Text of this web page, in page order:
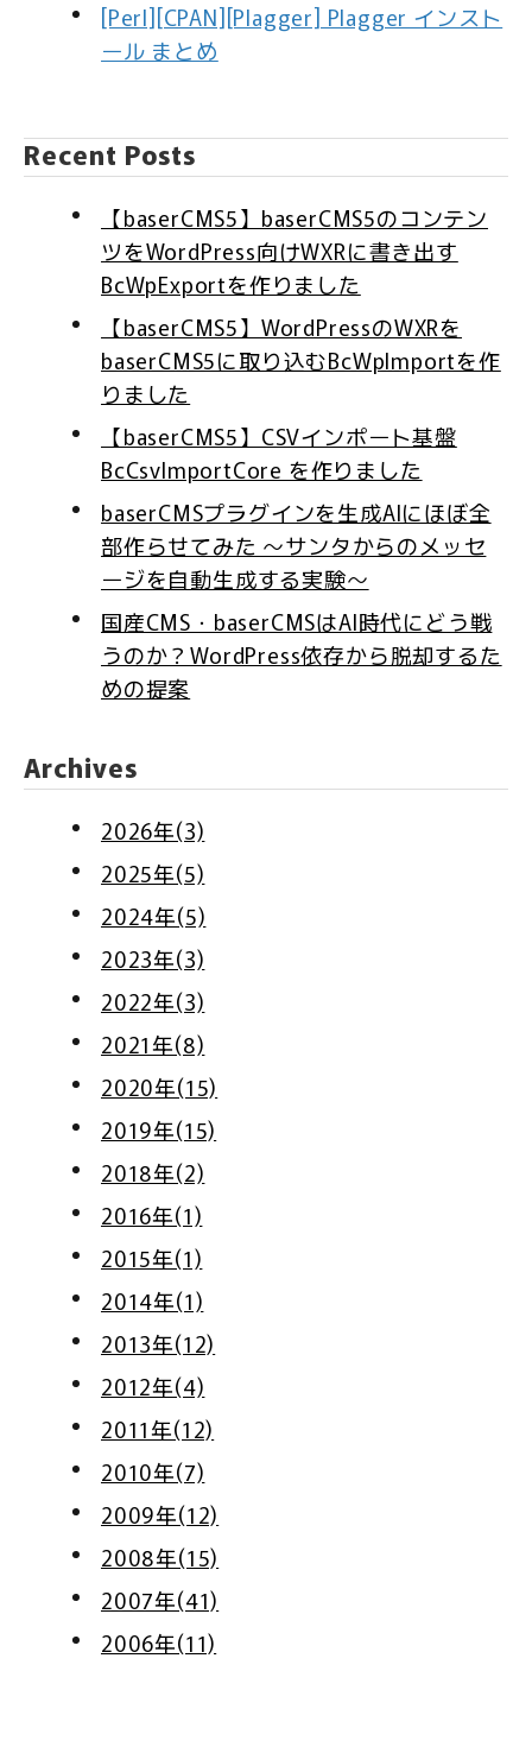
[Perl][CPAN][Plagger] Plagger インスト
ール まとめ
Recent Posts
【baserCMS5】baserCMS5のコンテン
ツをWordPress向けWXRに書き出す
BcWpExportを作りました
【baserCMS5】WordPressのWXRを
baserCMS5に取り込むBcWpImportを作
りました
【baserCMS5】CSVインポート基盤
BcCsvImportCore を作りました
baserCMSプラグインを生成AIにほぼ全
部作らせてみた 〜サンタからのメッセ
ージを自動生成する実験〜
国産CMS・baserCMSはAI時代にどう戦
うのか？WordPress依存から脱却するた
めの提案
Archives
2026年(3)
2025年(5)
2024年(5)
2023年(3)
2022年(3)
2021年(8)
2020年(15)
2019年(15)
2018年(2)
2016年(1)
2015年(1)
2014年(1)
2013年(12)
2012年(4)
2011年(12)
2010年(7)
2009年(12)
2008年(15)
2007年(41)
2006年(11)